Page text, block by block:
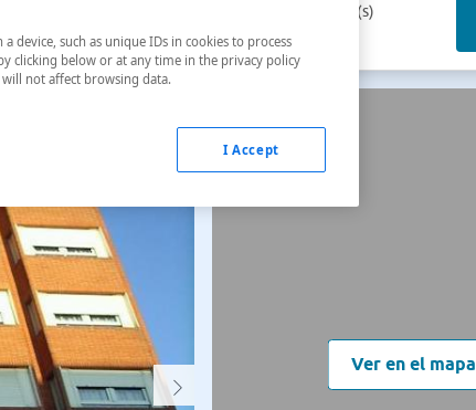
Precio final 2 noche(s)
128 €
Ver en el mapa
device, such as unique IDs in cookies to process
clicking below or at any time in the privacy policy
not affect browsing data.
I Accept